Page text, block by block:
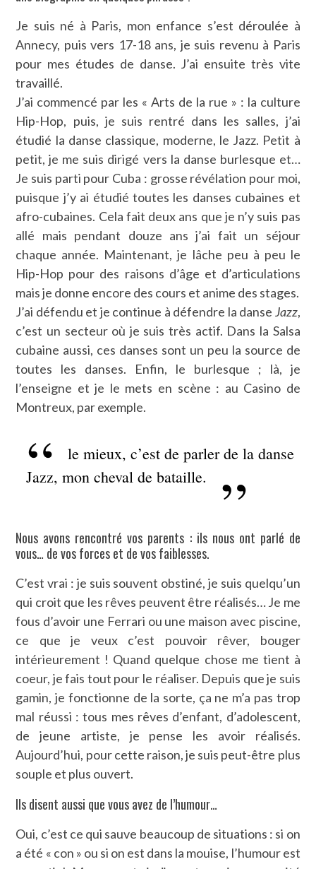
Je suis né à Paris, mon enfance s’est déroulée à
Annecy, puis vers 17-18 ans, je suis revenu à Paris
pour mes études de danse. J’ai ensuite très vite
travaillé.
J’ai commencé par les « Arts de la rue » : la culture
Hip-Hop, puis, je suis rentré dans les salles, j’ai
étudié la danse classique, moderne, le Jazz. Petit à
petit, je me suis dirigé vers la danse burlesque et…
Je suis parti pour Cuba : grosse révélation pour moi,
puisque j’y ai étudié toutes les danses cubaines et
afro-cubaines. Cela fait deux ans que je n’y suis pas
allé mais pendant douze ans j’ai fait un séjour
chaque année. Maintenant, je lâche peu à peu le
Hip-Hop pour des raisons d’âge et d’articulations
mais je donne encore des cours et anime des stages.
J’ai défendu et je continue à défendre la danse Jazz,
c’est un secteur où je suis très actif. Dans la Salsa
cubaine aussi, ces danses sont un peu la source de
toutes les danses. Enfin, le burlesque ; là, je
l’enseigne et je le mets en scène : au Casino de
Montreux, par exemple.
le mieux, c’est de parler de la danse
Jazz, mon cheval de bataille.
Nous avons rencontré vos parents : ils nous ont parlé de
vous… de vos forces et de vos faiblesses.
C’est vrai : je suis souvent obstiné, je suis quelqu’un
qui croit que les rêves peuvent être réalisés… Je me
fous d’avoir une Ferrari ou une maison avec piscine,
ce que je veux c’est pouvoir rêver, bouger
intérieurement ! Quand quelque chose me tient à
coeur, je fais tout pour le réaliser. Depuis que je suis
gamin, je fonctionne de la sorte, ça ne m’a pas trop
mal réussi : tous mes rêves d’enfant, d’adolescent,
de jeune artiste, je pense les avoir réalisés.
Aujourd’hui, pour cette raison, je suis peut-être plus
souple et plus ouvert.
Ils disent aussi que vous avez de l’humour…
Oui, c’est ce qui sauve beaucoup de situations : si on
a été « con » ou si on est dans la mouise, l’humour est